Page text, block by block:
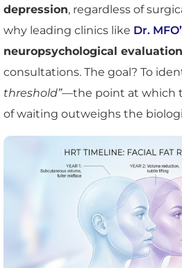
depression, regardless of
why leading clinics like Dr.
neuropsychological
consultations. The goal? To
threshold”—the point at which
of waiting outweighs the